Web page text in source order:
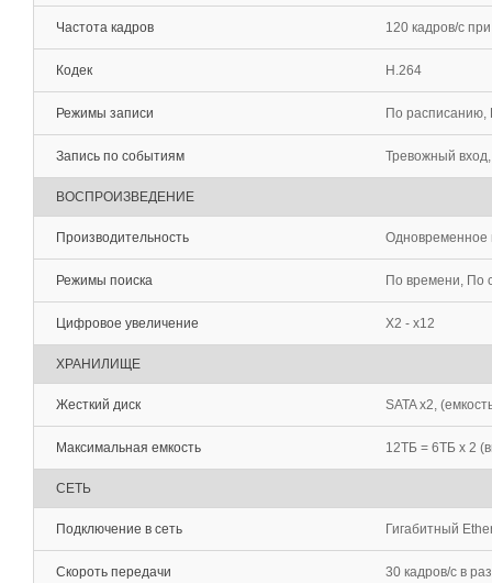
Частота кадров 120 кадров/с
Кодек H.264
Режимы записи По расписанию,
Запись по событиям Тревожный
ВОСПРОИЗВЕДЕНИЕ
Производительность Одновременное
Режимы поиска По времени, По
Цифровое увеличение Х2 - х12
ХРАНИЛИЩЕ
Жесткий диск SATA x2,
Максимальная емкость 12TБ = 6TБ x 2
СЕТЬ
Подключение в сеть Гигабитный
Скороть передачи 30 кадров/с в